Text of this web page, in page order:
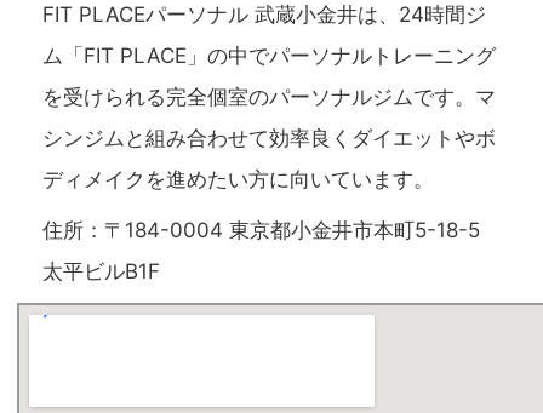
FIT PLACEパーソナル 武蔵小金井は、24時間ジ
ム「FIT PLACE」の中でパーソナルトレーニング
を受けられる完全個室のパーソナルジムです。マ
シンジムと組み合わせて効率良くダイエットやボ
ディメイクを進めたい方に向いています。
住所：〒184-0004 東京都小金井市本町5-18-5
太平ビルB1F